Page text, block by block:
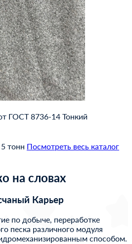
ГОСТ 8736-14 Тонкий
тонн Посмотреть весь каталог
на словах
Карьер
по добыче, переработке
песка различного модуля
способом.